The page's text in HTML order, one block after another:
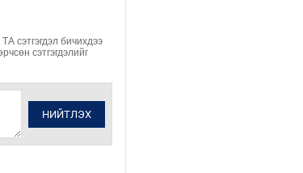
сэтгэгдэл бичихдээ
сэтгэгдэлийг
НИЙТЛЭХ